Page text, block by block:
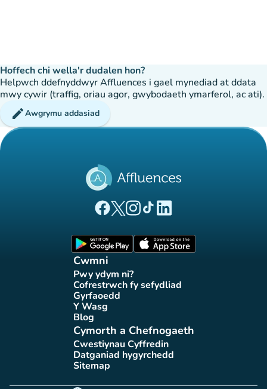
Hoffech chi wella'r dudalen hon?
Helpwch ddefnyddwyr Affluences i gael mynediad at ddata
mwy cywir (traffig, oriau agor, gwybodaeth ymarferol, ac ati).
editAwgrymu addasiad
(tab newydd)
(tab newydd)
(tab newydd)
(tab newydd)
(tab newydd)
Cwmni
Pwy ydym ni?
(tab newydd)
Cofrestrwch fy sefydliad
(tab newydd)
Gyrfaoedd(tab newydd)
Y Wasg(tab newydd)
Blog(tab newydd)
Cymorth a Chefnogaeth
Cwestiynau Cyffredin
(tab newydd)
Datganiad hygyrchedd
(tab newydd)
Sitemap(tab newydd)